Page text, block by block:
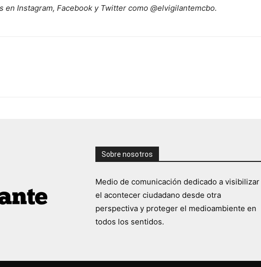
en Instagram, Facebook y Twitter como @elvigilantemcbo.
Sobre nosotros
Medio de comunicación dedicado a visibilizar
el acontecer ciudadano desde otra
perspectiva y proteger el medioambiente en
todos los sentidos.